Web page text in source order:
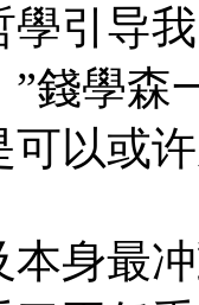
學引导
”錢學森
可以或
身最